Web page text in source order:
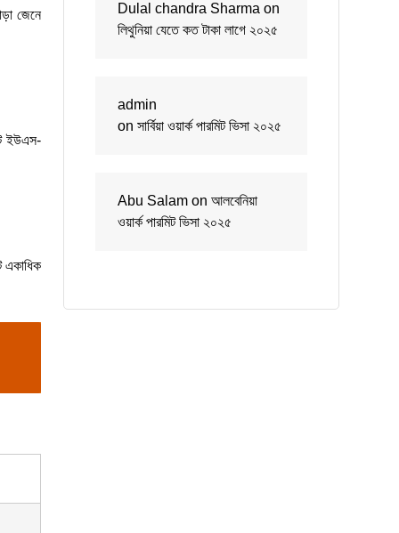
জেনে
ইউএস-
একাধিক
Dulal chandra Sharma on
লিথুনিয়া যেতে কত টাকা লাগে ২০২৫
admin
on সার্বিয়া ওয়ার্ক পারমিট ভিসা ২০২৫
Abu Salam on আলবেনিয়া
ওয়ার্ক পারমিট ভিসা ২০২৫